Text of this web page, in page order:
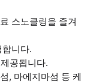
스노클링을 즐겨
니다.
공됩니다.
, 마에지마섬 등 케